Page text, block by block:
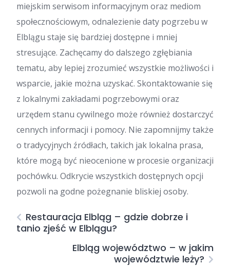
miejskim serwisom informacyjnym oraz mediom
społecznościowym, odnalezienie daty pogrzebu w
Elblągu staje się bardziej dostępne i mniej
stresujące. Zachęcamy do dalszego zgłębiania
tematu, aby lepiej zrozumieć wszystkie możliwości i
wsparcie, jakie można uzyskać. Skontaktowanie się
z lokalnymi zakładami pogrzebowymi oraz
urzędem stanu cywilnego może również dostarczyć
cennych informacji i pomocy. Nie zapomnijmy także
o tradycyjnych źródłach, takich jak lokalna prasa,
które mogą być nieocenione w procesie organizacji
pochówku. Odkrycie wszystkich dostępnych opcji
pozwoli na godne pożegnanie bliskiej osoby.
Restauracja Elbląg – gdzie dobrze i
tanio zjeść w Elblągu?
Elbląg województwo – w jakim
województwie leży?